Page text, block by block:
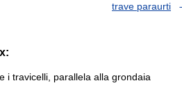
trave paraurti
i travicelli, parallela alla grondaia